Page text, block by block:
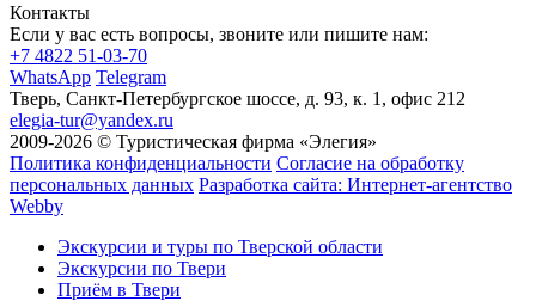
Контакты
Если у вас есть вопросы, звоните или пишите нам:
+7 4822 51-03-70
WhatsApp Telegram
Тверь, Санкт-Петербургское шоссе, д. 93, к. 1, офис 212
elegia-tur@yandex.ru
2009-2026 © Туристическая фирма «Элегия»
Политика конфиденциальности Согласие на обработку
персональных данных Разработка сайта: Интернет-агентство
Webby
Экскурсии и туры по Тверской области
Экскурсии по Твери
Приём в Твери